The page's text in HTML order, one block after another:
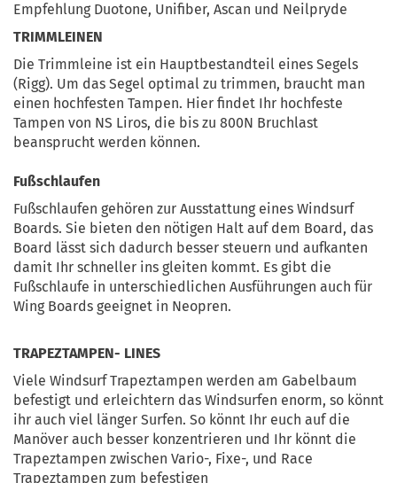
Empfehlung Duotone, Unifiber, Ascan und Neilpryde
TRIMMLEINEN
Die Trimmleine ist ein Hauptbestandteil eines Segels
(Rigg). Um das Segel optimal zu trimmen, braucht man
einen hochfesten Tampen. Hier findet Ihr hochfeste
Tampen von NS Liros, die bis zu 800N Bruchlast
beansprucht werden können.
Fußschlaufen
Fußschlaufen gehören zur Ausstattung eines Windsurf
Boards. Sie bieten den nötigen Halt auf dem Board, das
Board lässt sich dadurch besser steuern und aufkanten
damit Ihr schneller ins gleiten kommt. Es gibt die
Fußschlaufe in unterschiedlichen Ausführungen auch für
Wing Boards geeignet in Neopren.
TRAPEZTAMPEN- LINES
Viele Windsurf Trapeztampen werden am Gabelbaum
befestigt und erleichtern das Windsurfen enorm, so könnt
ihr auch viel länger Surfen. So könnt Ihr euch auf die
Manöver auch besser konzentrieren und Ihr könnt die
Trapeztampen zwischen Vario-, Fixe-, und Race
Trapeztampen zum befestigen